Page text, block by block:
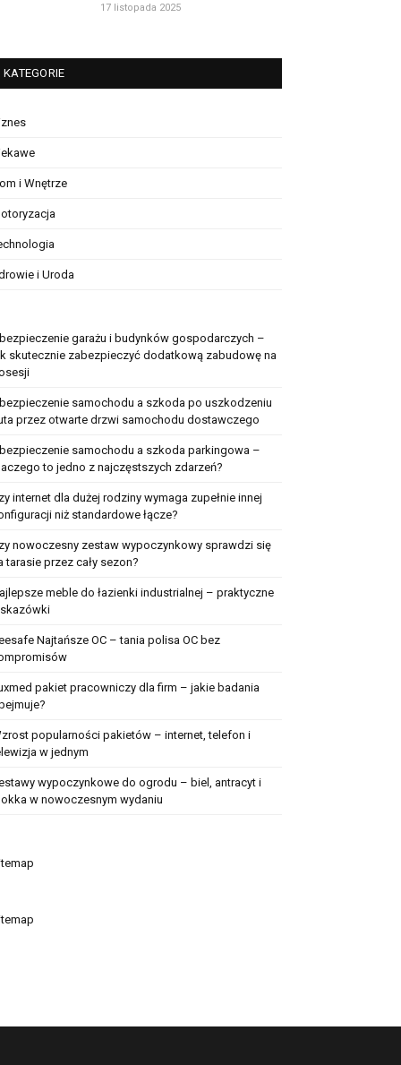
17 listopada 2025
KATEGORIE
i Wnętrze
i Uroda
garażu i budynków gospodarczych –
skutecznie zabezpieczyć dodatkową zabudowę na
samochodu a szkoda po uszkodzeniu
przez otwarte drzwi samochodu dostawczego
samochodu a szkoda parkingowa –
to jedno z najczęstszych zdarzeń?
internet dla dużej rodziny wymaga zupełnie innej
niż standardowe łącze?
nowoczesny zestaw wypoczynkowy sprawdzi się
tarasie przez cały sezon?
meble do łazienki industrialnej – praktyczne
Najtańsze OC – tania polisa OC bez
pakiet pracowniczy dla firm – jakie badania
popularności pakietów – internet, telefon i
w jednym
wypoczynkowe do ogrodu – biel, antracyt i
w nowoczesnym wydaniu